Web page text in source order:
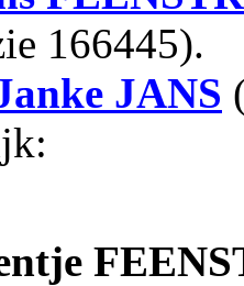
166445).
JANS